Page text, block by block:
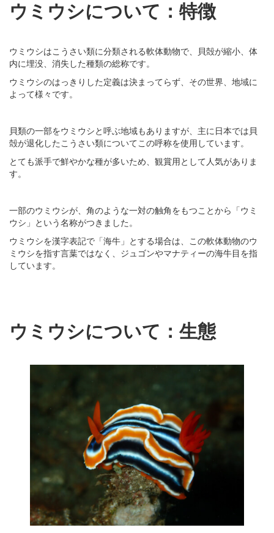
ウミウシについて：特徴
ウミウシはこうさい類に分類される軟体動物で、貝殻が縮小、体
内に埋没、消失した種類の総称です。
ウミウシのはっきりした定義は決まってらず、その世界、地域に
よって様々です。
貝類の一部をウミウシと呼ぶ地域もありますが、主に日本では貝
殻が退化したこうさい類についてこの呼称を使用しています。
とても派手で鮮やかな種が多いため、観賞用として人気がありま
す。
一部のウミウシが、角のような一対の触角をもつことから「ウミ
ウシ」という名称がつきました。
ウミウシを漢字表記で「海牛」とする場合は、この軟体動物のウ
ミウシを指す言葉ではなく、ジュゴンやマナティーの海牛目を指
しています。
ウミウシについて：生態